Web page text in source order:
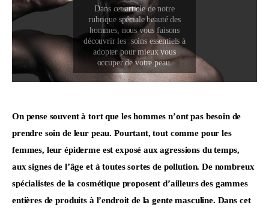
On pense souvent à tort que les hommes n’ont pas besoin de
prendre soin de leur peau. Pourtant, tout comme pour les
femmes, leur épiderme est exposé aux agressions du temps,
aux signes de l’âge et à toutes sortes de pollution. De nombreux
spécialistes de la cosmétique proposent d’ailleurs des gammes
entières de produits à l’endroit de la gente masculine. Dans cet